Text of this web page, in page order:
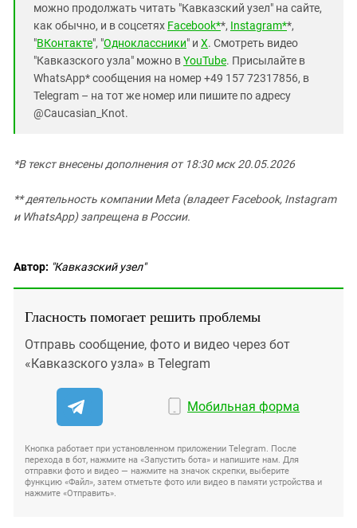
можно продолжать читать "Кавказский узел" на сайте,
как обычно, и в соцсетях Facebook**, Instagram**,
"ВКонтакте", "Одноклассники" и X. Смотреть видео
"Кавказского узла" можно вYouTube. Присылайте в
WhatsApp* сообщения на номер +49 157 72317856, в
Telegram – на тот же номер или пишите по адресу
@Caucasian_Knot.
*В текст внесены дополнения от 18:30 мск 20.05.2026
** деятельность компании Meta (владеет Facebook, Instagram
и WhatsApp) запрещена в России.
Автор: "Кавказский узел"
Гласность помогает решить проблемы
Отправь сообщение, фото и видео через бот
«Кавказского узла» в Telegram
Мобильная форма
Кнопка работает при установленном приложении Telegram. После
перехода в бот, нажмите на «Запустить бота» и напишите нам. Для
отправки фото и видео — нажмите на значок скрепки, выберите
функцию «Файл», затем отметьте фото или видео в памяти устройства и
нажмите «Отправить».